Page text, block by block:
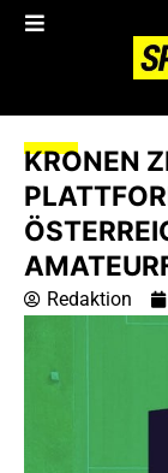
KRONEN
Redaktion